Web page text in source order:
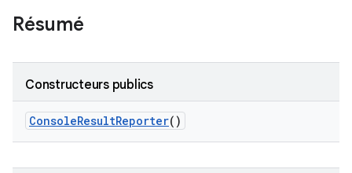
Résumé
Constructeurs publics
ConsoleResultReporter()